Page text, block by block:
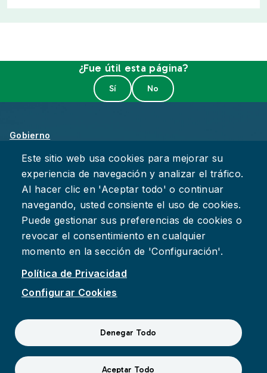
¿Fue útil esta página?
Gobierno
Sobre Chattanooga
Empleos
Política de Privacidad
Accesibilidad
Deje su Comentario
Este sitio web usa cookies para mejorar su
experiencia de navegación y analizar el tráfico.
Al hacer clic en 'Aceptar todo' o continuar
navegando, usted consiente el uso de cookies.
Puede gestionar sus preferencias de cookies o
revocar el consentimiento en cualquier
momento en la sección de 'Configuración'.
Política de Privacidad
Configurar Cookies
Denegar Todo
Aceptar Todo
InstagramYouTube
Suspect fraud, waste, or abuse?Report it to the Office of
Internal Audit
© 2026 Ciudad de Chattanooga